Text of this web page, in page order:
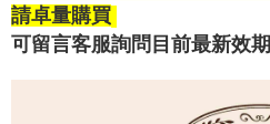
請卓量購買
可留言客服詢問目前最新效期